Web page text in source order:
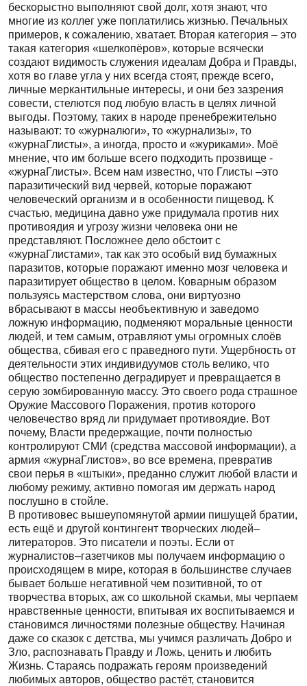
бескорыстно выполняют свой долг, хотя знают, что
многие из коллег уже поплатились жизнью. Печальных
примеров, к сожалению, хватает. Вторая категория – это
такая категория «шелкопёров», которые всячески
создают видимость служения идеалам Добра и Правды,
хотя во главе угла у них всегда стоят, прежде всего,
личные меркантильные интересы, и они без зазрения
совести, стелются под любую власть в целях личной
выгоды. Поэтому, таких в народе пренебрежительно
называют: то «журналюги», то «журнализы», то
«журнаГлисты», а иногда, просто и «журиками». Моё
мнение, что им больше всего подходить прозвище -
«журнаГлисты». Всем нам известно, что Глисты –это
паразитический вид червей, которые поражают
человеческий организм и в особенности пищевод. К
счастью, медицина давно уже придумала против них
противоядия и угрозу жизни человека они не
представляют. Посложнее дело обстоит с
«журнаГлистами», так как это особый вид бумажных
паразитов, которые поражают именно мозг человека и
паразитирует общество в целом. Коварным образом
пользуясь мастерством слова, они виртуозно
вбрасывают в массы необъективную и заведомо
ложную информацию, подменяют моральные ценности
людей, и тем самым, отравляют умы огромных слоёв
общества, сбивая его с праведного пути. Ущербность от
деятельности этих индивидуумов столь велико, что
общество постепенно деградирует и превращается в
серую зомбированную массу. Это своего рода страшное
Оружие Массового Поражения, против которого
человечество вряд ли придумает противоядие. Вот
почему, Власти предержащие, почти полностью
контролируют СМИ (средства массовой информации), а
армия «журнаГлистов», во все времена, превратив
свои перья в «штыки», преданно служит любой власти и
любому режиму, активно помогая им держать народ
послушно в стойле.
В противовес вышеупомянутой армии пишущей братии,
есть ещё и другой контингент творческих людей–
литераторов. Это писатели и поэты. Если от
журналистов–газетчиков мы получаем информацию о
происходящем в мире, которая в большинстве случаев
бывает больше негативной чем позитивной, то от
творчества вторых, аж со школьной скамьи, мы черпаем
нравственные ценности, впитывая их воспитываемся и
становимся личностями полезные обществу. Начиная
даже со сказок с детства, мы учимся различать Добро и
Зло, распознавать Правду и Ложь, ценить и любить
Жизнь. Стараясь подражать героям произведений
любимых авторов, общество растёт, становится